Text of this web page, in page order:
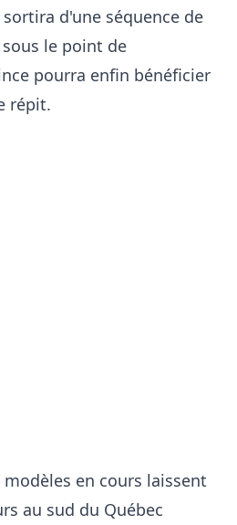
d'une séquence de
le point de
pourra enfin bénéficier
répit.
en cours laissent
au sud du Québec